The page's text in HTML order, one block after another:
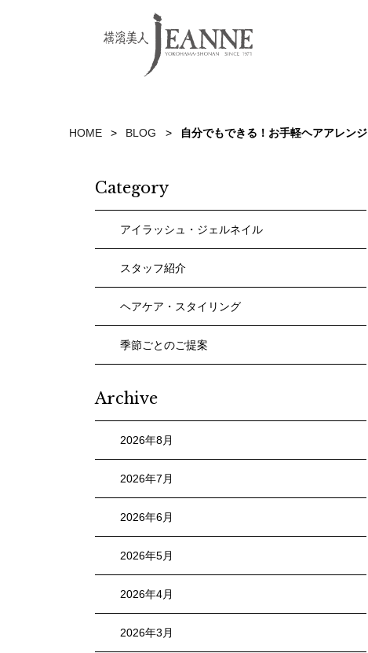
HOME BLOG 自分でもできる！お手軽ヘアアレンジ
Category
アイラッシュ・ジェルネイル
スタッフ紹介
ヘアケア・スタイリング
季節ごとのご提案
Archive
2026年8月
2026年7月
2026年6月
2026年5月
2026年4月
2026年3月